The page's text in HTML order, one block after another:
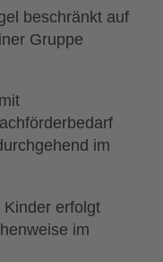
beschränkt auf
Gruppe
im
Kinder erfolgt
im